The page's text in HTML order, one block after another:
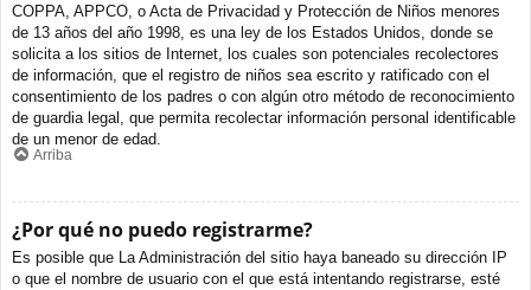
COPPA, APPCO, o Acta de Privacidad y Protección de Niños menores
de 13 años del año 1998, es una ley de los Estados Unidos, donde se
solicita a los sitios de Internet, los cuales son potenciales recolectores
de información, que el registro de niños sea escrito y ratificado con el
consentimiento de los padres o con algún otro método de reconocimiento
de guardia legal, que permita recolectar información personal identificable
de un menor de edad.
Arriba
¿Por qué no puedo registrarme?
Es posible que La Administración del sitio haya baneado su dirección IP
o que el nombre de usuario con el que está intentando registrarse, esté